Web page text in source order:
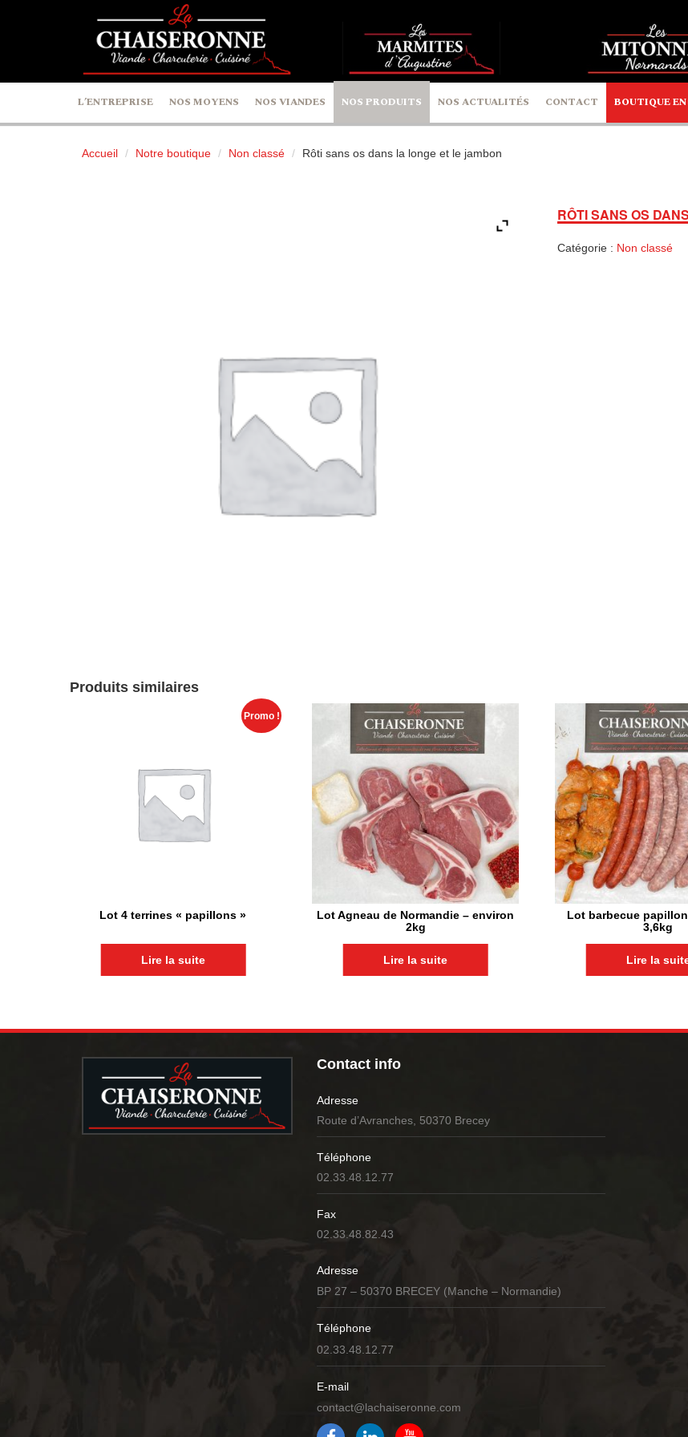
L’ENTREPRISE NOS MOYENS NOS VIANDES NOS PRODUITS NOS ACTUALITÉS CONTACT BOUTIQUE
Accueil Notre boutique Non classé Rôti sans os dans la longe et le jambon
RÔTI SANS OS
Catégorie : Non classé
Produits similaires
Promo !
Lot 4 terrines « papillons »
Lire la suite
Lot Agneau de Normandie – environ
2kg
Lire la suite
Lot barbecue
3,6kg
Lire la
Contact info
Adresse
Route d’Avranches, 50370 Brecey
Téléphone
02.33.48.12.77
Fax
02.33.48.82.43
Adresse
BP 27 – 50370 BRECEY (Manche – Normandie)
Téléphone
02.33.48.12.77
E-mail
contact@lachaiseronne.com